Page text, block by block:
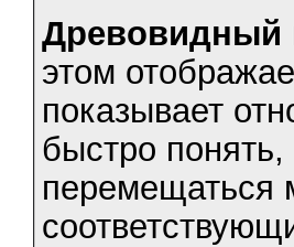
Древовидный
этом
показывает
быстро
перемещаться